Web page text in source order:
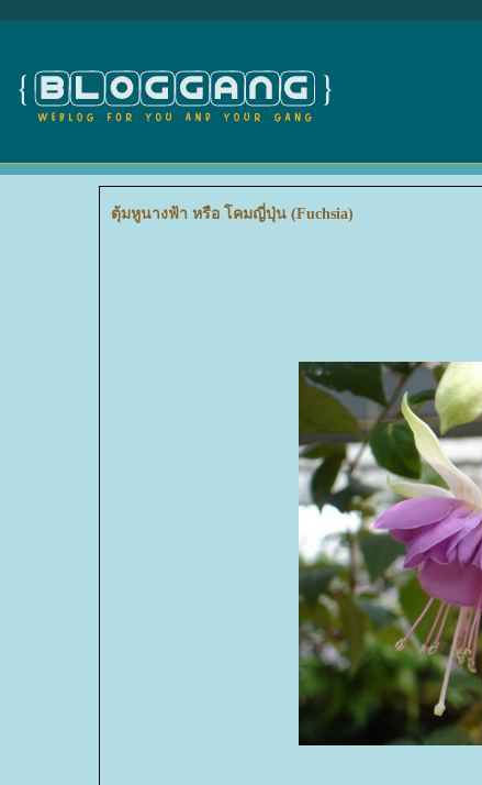
ตุ้มหูนางฟ้า หรือ โคมญี่ปุ่น (Fuchsia)